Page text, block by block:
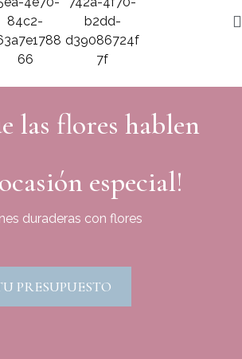
las flores hablen
especial!
duraderas con flores
PRESUPUESTO